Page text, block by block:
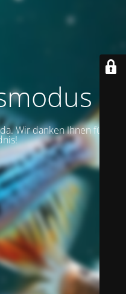
Wir danken Ihnen für Ihr